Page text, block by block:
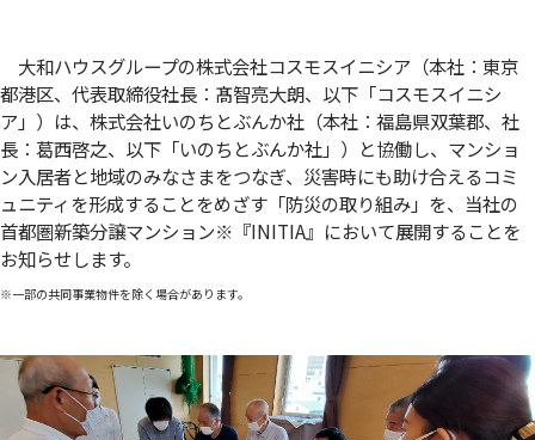
大和ハウスグループの株式会社コスモスイニシア（本社：東京
都港区、代表取締役社長：髙智亮大朗、以下「コスモスイニシ
ア」）は、株式会社いのちとぶんか社（本社：福島県双葉郡、社
長：葛西啓之、以下「いのちとぶんか社」）と協働し、マンショ
ン入居者と地域のみなさまをつなぎ、災害時にも助け合えるコミ
ュニティを形成することをめざす「防災の取り組み」を、当社の
首都圏新築分譲マンション※ 『INITIA』において展開することを
お知らせします。
※一部の共同事業物件を除く場合があります。